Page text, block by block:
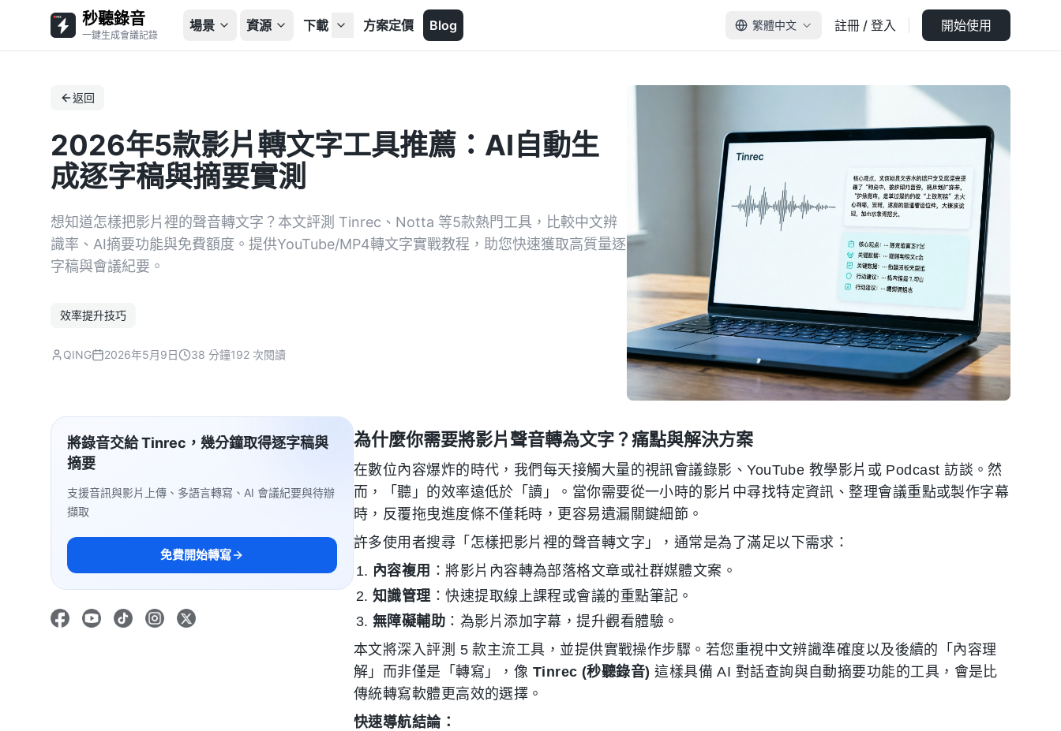
秒聽錄音
一鍵生成會議記錄
場景 資源 下載 方案定價 Blog 繁體中文 註冊 / 登入 開始使用
返回
2026年5款影片轉文字工具推薦：AI自動生
成逐字稿與摘要實測
想知道怎樣把影片裡的聲音轉文字？本文評測 Tinrec、Notta 等5款熱門工具，比較中文辨
識率、AI摘要功能與免費額度。提供YouTube/MP4轉文字實戰教程，助您快速獲取高質量逐
字稿與會議紀要。
效率提升技巧
QING 2026年5月9日 38 分鐘192 次閱讀
將錄音交給 Tinrec，幾分鐘取得逐字稿與
摘要
支援音訊與影片上傳、多語言轉寫、AI 會議紀要與待辦
擷取
免費開始轉寫
為什麼你需要將影片聲音轉為文字？痛點與解決方案
在數位內容爆炸的時代，我們每天接觸大量的視訊會議錄影、YouTube 教學影片或 Podcast 訪談。然
而，「聽」的效率遠低於「讀」。當你需要從一小時的影片中尋找特定資訊、整理會議重點或製作字幕
時，反覆拖曳進度條不僅耗時，更容易遺漏關鍵細節。
許多使用者搜尋「怎樣把影片裡的聲音轉文字」，通常是為了滿足以下需求：
內容複用 ：將影片內容轉為部落格文章或社群媒體文案。
知識管理：快速提取線上課程或會議的重點筆記。
無障礙輔助 ：為影片添加字幕，提升觀看體驗。
本文將深入評測 5 款主流工具，並提供實戰操作步驟。若您重視中文辨識準確度以及後續的「內容理
解」而非僅是「轉寫」，像 Tinrec (秒聽錄音) 這樣具備 AI 對話查詢與自動摘要功能的工具，會是比
傳統轉寫軟體更高效的選擇。
快速導航結論：